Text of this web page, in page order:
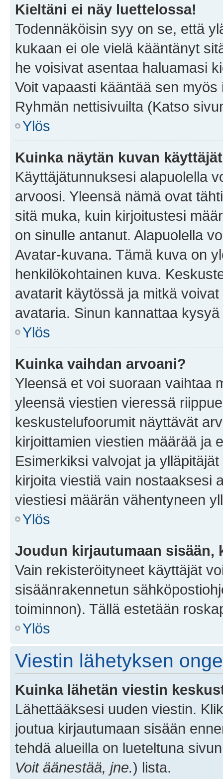
Kieltäni ei näy luettelossa!
Todennäköisin syy on se, että
kukaan ei ole vielä kääntänyt
he voisivat asentaa haluamasi
Voit vapaasti kääntää sen
Ryhmän nettisivuilta (Katso
Ylös
Kuinka näytän kuvan
Käyttäjätunnuksesi alapuolella
arvoosi. Yleensä nämä ovat
sitä muka, kuin kirjoitustesi
on sinulle antanut. Alapuolella
Avatar-kuvana. Tämä kuva on
henkilökohtainen kuva.
avatarit käytössä ja mitkä
avataria. Sinun kannattaa
Ylös
Kuinka vaihdan arvoani?
Yleensä et voi suoraan vaihtaa
yleensä viestien vieressä
keskustelufoorumit näyttävät
kirjoittamien viestien määrää ja
Esimerkiksi valvojat ja
kirjoita viestiä vain nostaaksesi
viestiesi määrän vähentyneen
Ylös
Joudun kirjautumaan sisään,
Vain rekisteröityneet käyttäjät
sisäänrakennetun
toiminnon). Tällä estetään
Ylös
Viestin lähetyksen
Kuinka lähetän viestin
Lähettääksesi uuden viestin.
joutua kirjautumaan sisään
tehdä alueilla on lueteltuna
Voit äänestää, jne.) lista.